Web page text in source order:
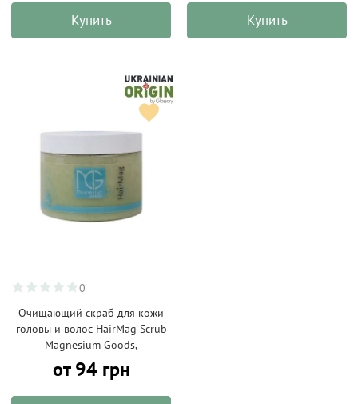
Купить Купить
0
Очищающий скраб для кожи
головы и волос HairMag Scrub
Magnesium Goods,
от 94 грн